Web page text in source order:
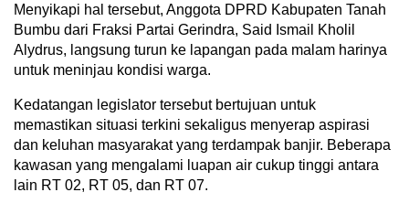
Menyikapi hal tersebut, Anggota DPRD Kabupaten Tanah
Bumbu dari Fraksi Partai Gerindra, Said Ismail Kholil
Alydrus, langsung turun ke lapangan pada malam harinya
untuk meninjau kondisi warga.
Kedatangan legislator tersebut bertujuan untuk
memastikan situasi terkini sekaligus menyerap aspirasi
dan keluhan masyarakat yang terdampak banjir. Beberapa
kawasan yang mengalami luapan air cukup tinggi antara
lain RT 02, RT 05, dan RT 07.